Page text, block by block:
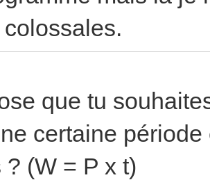
que tu
certaine
(W = P x t)